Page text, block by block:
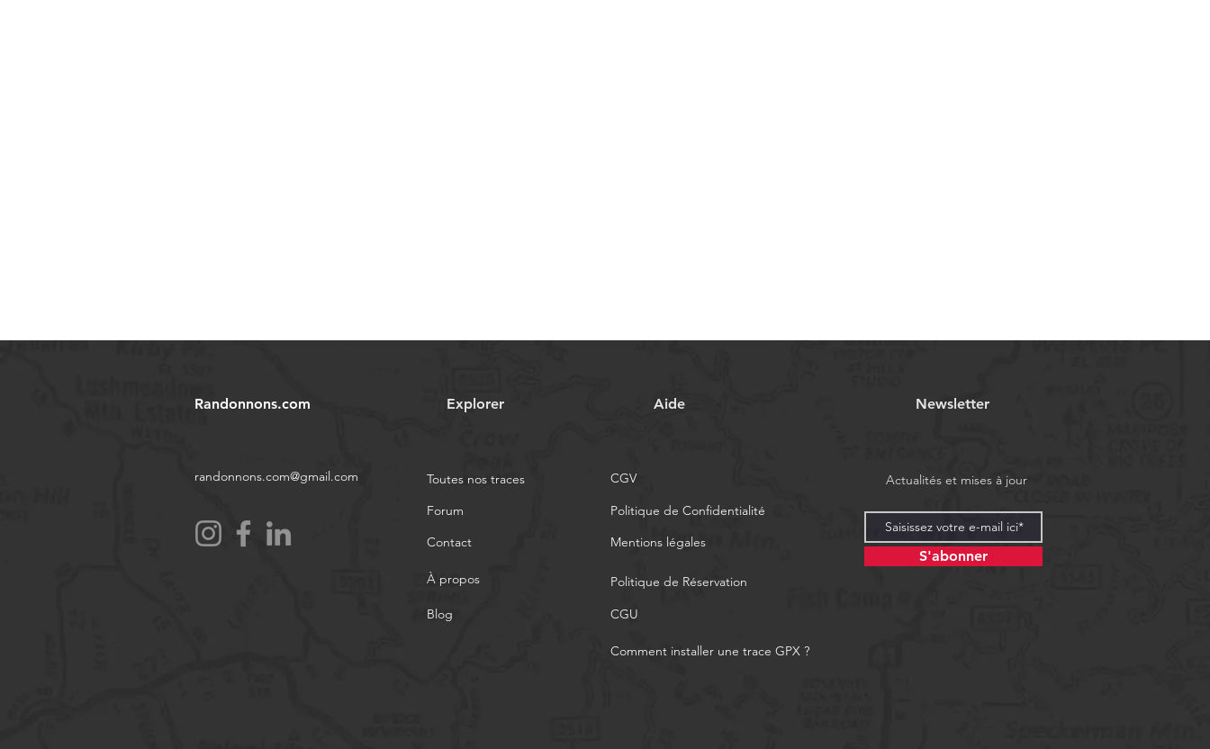
Randonnons.com
randonnons.com@gmail.com
Explorer
Toutes nos traces
Forum
Contact
À propos
Blog
Aide
CGV
Politique de Confidentialité
Mentions légales
Politique de Réservation
CGU
Newsletter
Actualités et mises à jour
S'abonner
Comment installer une trace GPX ?